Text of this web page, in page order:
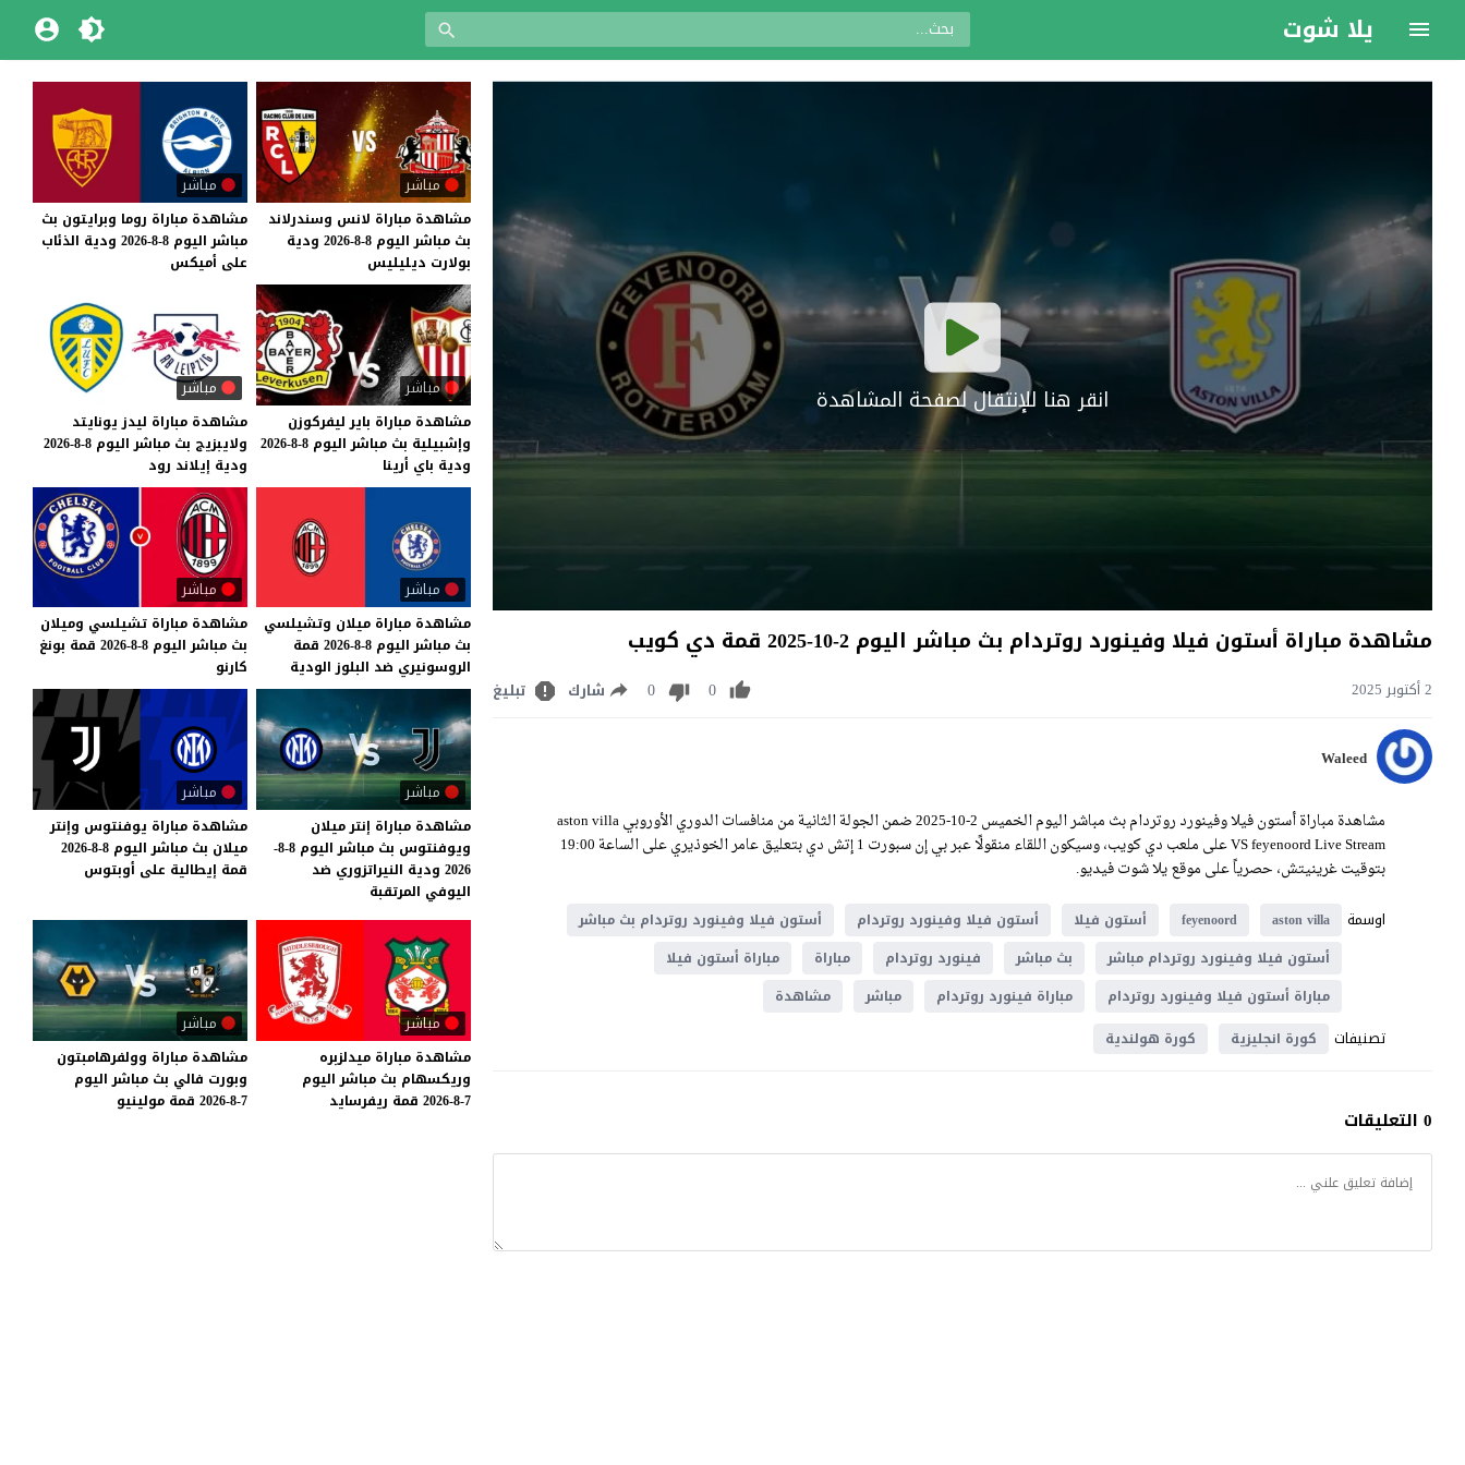
يلا شوت
انقر هنا للإنتقال لصفحة المشاهدة
مشاهدة مباراة أستون فيلا وفينورد روتردام بث مباشر اليوم 2-10-2025 قمة دي كويب
2 أكتوبر 2025 0
0 شارك تبليغ
Waleed
مشاهدة مباراة أستون فيلا وفينورد روتردام بث مباشر اليوم الخميس 2-10-2025 ضمن الجولة الثانية من منافسات الدوري الأوروبي aston villa
VS feyenoord Live Stream على ملعب دي كويب، وسيكون اللقاء منقولًا عبر بي إن سبورت 1 إتش دي بتعليق عامر الخوذيري على الساعة 19:00
بتوقيت غرينيتش، حصرياً على موقع يلا شوت فيديو.
اوسمة
aston villa
feyenoord أستون فيلا أستون فيلا وفينورد روتردام
أستون فيلا وفينورد روتردام بث مباشر
أستون فيلا وفينورد روتردام مباشر
بث مباشر فينورد روتردام مباراة
مباراة أستون فيلا
مباراة أستون فيلا وفينورد روتردام
مباراة فينورد روتردام مباشر مشاهدة
تصنيفات كورة انجليزية كورة هولندية
0 التعليقات
مباشر
مشاهدة مباراة لانس وسندرلاند
بث مباشر اليوم 8-8-2026
ودية
بولارت ديليليس
مباشر
مشاهدة مباراة روما وبرايتون بث
مباشر اليوم 8-8-2026 ودية الذئاب
على أميكس
مباشر
مشاهدة مباراة باير ليفركوزن
وإشبيلية بث مباشر اليوم 8-8-2026
ودية باي أرينا
مباشر
مشاهدة مباراة ليدز يونايتد
ولايبزيج بث مباشر اليوم 8-8-2026
ودية إيلاند رود
مباشر
مشاهدة مباراة ميلان وتشيلسي
بث مباشر اليوم 8-8-2026
قمة
الروسونيري ضد البلوز الودية
مباشر
مشاهدة مباراة تشيلسي وميلان
بث مباشر اليوم 8-8-2026 قمة بونغ
كارنو
مباشر
مشاهدة مباراة إنتر ميلان
ويوفنتوس بث مباشر اليوم 8-8-
2026 ودية النيراتزوري ضد
اليوفي المرتقبة
مباشر
مشاهدة مباراة يوفنتوس وإنتر
ميلان بث مباشر اليوم 8-8-2026
قمة إيطالية على أوبتوس
مباشر
مشاهدة مباراة ميدلزبره
وريكسهام بث مباشر اليوم
7-8-2026
قمة ريفرسايد
مباشر
مشاهدة مباراة وولفرهامبتون
وبورت فالي بث مباشر اليوم
7-8-2026
قمة مولينيو